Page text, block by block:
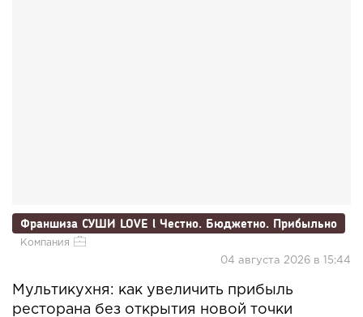
Франшиза СУШИ LOVE l Честно. Бюджетно. Прибыльно
Компания
04 августа 2026 в 15:44
Мультикухня: как увеличить прибыль
ресторана без открытия новой точки